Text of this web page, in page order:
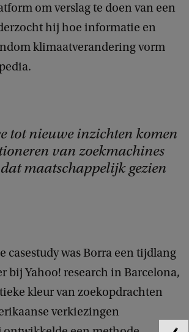
om verslag te doen van een
hij hoe informatie en
klimaatverandering vorm
tot nieuwe inzichten komen
van zoekmachines
maatschappelijk gezien
casestudy was Borra een tijdlang
bij Yahoo! research in Barcelona,
kleur van zoekopdrachten
verkiezingen